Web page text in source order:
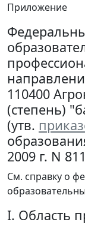
Приложение
110400
(степень)
(утв.
2009 г. N
См. справку о
I. Область